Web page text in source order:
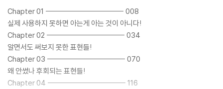
5. 또한 영어표현 엔트리와 각 예문들은 전량 네이티브들의 생생한 목소리
로 녹음되어 있어, 따라 읽기만 해도 영어실력이 쑥쑥 자랄 수 있다.
Chapter 01 -------------------------- 008
실제 사용하지 못하면 아는게 아는 것이 아니다!
Chapter 02 -------------------------- 034
알면서도 써보지 못한 표현들!
Chapter 03 -------------------------- 070
왜 안썼나 후회되는 표현들!
Chapter 04 -------------------------- 116